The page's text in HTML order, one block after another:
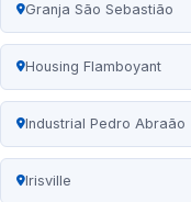
Granja São Sebastião
Housing Flamboyant
Industrial Pedro Abraão
Irisville